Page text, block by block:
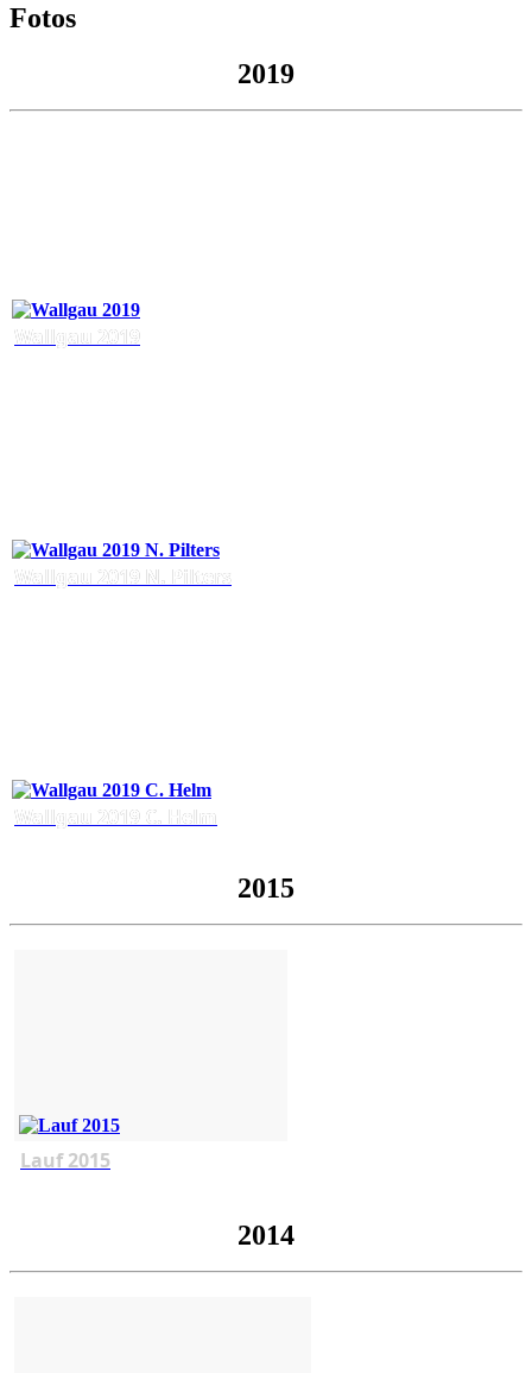
Fotos
2019
Wallgau 2019
Wallgau 2019 N. Pilters
Wallgau 2019 C. Helm
2015
Lauf 2015
2014